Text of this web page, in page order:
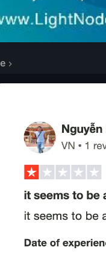
Servicezuverlässigkeit:
Analyse
Unternehmen
Unternehmungen:
meiden sollten
Service